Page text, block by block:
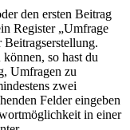
den ersten Beitrag
Register „Umfrage
Beitragserstellung.
so hast du
Umfragen zu
zwei
Felder eingeben
in einer